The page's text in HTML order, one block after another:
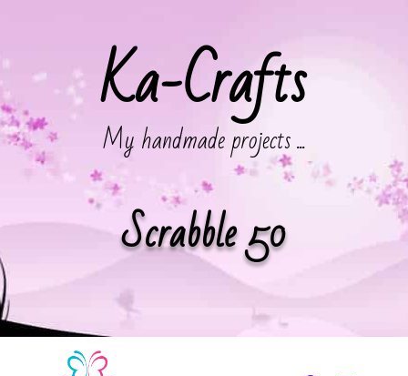
Ka-Crafts
My handmade projects ...
Scrabble 50